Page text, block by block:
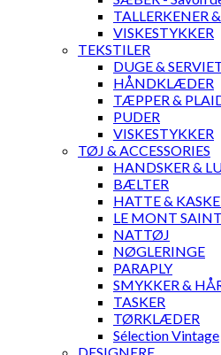
TALLERKENER
VISKESTYKKER
TEKSTILER
DUGE &
HÅNDKLÆDER
TÆPPER &
PUDER
VISKESTYKKER
TØJ & ACCESSORIES
HANDSKER &
BÆLTER
HATTE &
LE MONT
NATTØJ
NØGLERINGE
PARAPLY
SMYKKER &
TASKER
TØRKLÆDER
Sélection Vintage